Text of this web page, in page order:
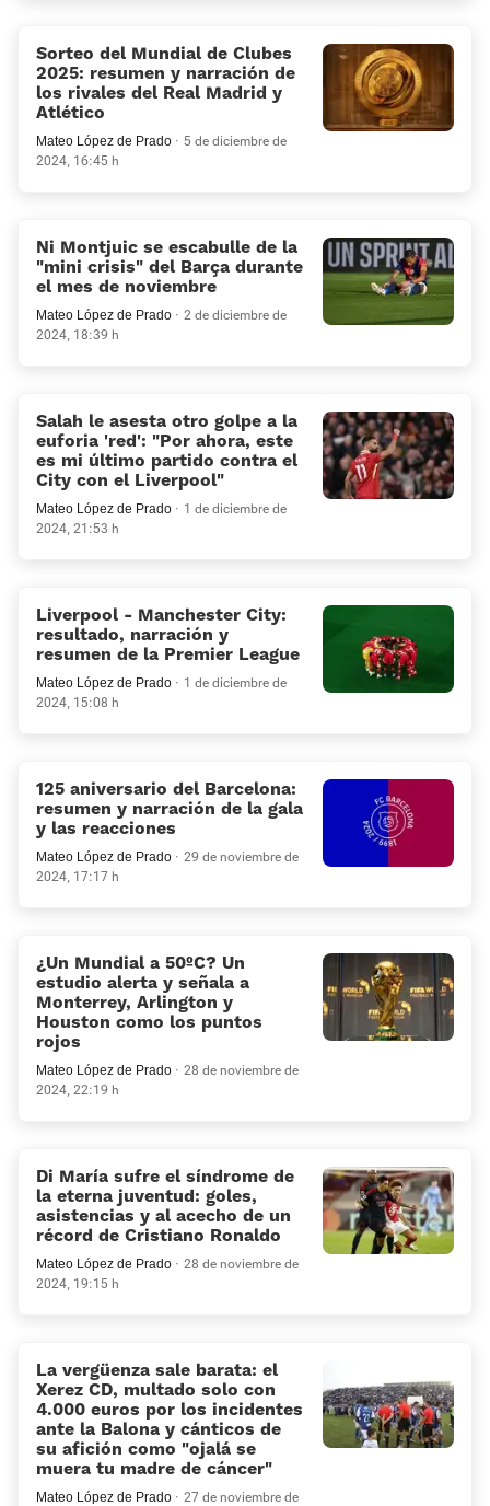
Sorteo del Mundial de Clubes
2025: resumen y narración de
los rivales del Real Madrid y
Atlético
Mateo López de Prado
5 de diciembre de
2024, 16:45 h
Ni Montjuic se escabulle de la
«mini crisis» del Barça durante
el mes de noviembre
Mateo López de Prado
2 de diciembre de
2024, 18:39 h
Salah le asesta otro golpe a la
euforia 'red': “Por ahora, este
es mi último partido contra el
City con el Liverpool”
Mateo López de Prado
1 de diciembre de
2024, 21:53 h
Liverpool - Manchester City:
resultado, narración y
resumen de la Premier League
Mateo López de Prado
1 de diciembre de
2024, 15:08 h
125 aniversario del Barcelona:
resumen y narración de la gala
y las reacciones
Mateo López de Prado
29 de noviembre de
2024, 17:17 h
¿Un Mundial a 50ºC? Un
estudio alerta y señala a
Monterrey, Arlington y
Houston como los puntos
rojos
Mateo López de Prado
28 de noviembre de
2024, 22:19 h
Di María sufre el síndrome de
la eterna juventud: goles,
asistencias y al acecho de un
récord de Cristiano Ronaldo
Mateo López de Prado
28 de noviembre de
2024, 19:15 h
La vergüenza sale barata: el
Xerez CD, multado solo con
4.000 euros por los incidentes
ante la Balona y cánticos de
su afición como “ojalá se
muera tu madre de cáncer”
Mateo López de Prado
27 de noviembre de